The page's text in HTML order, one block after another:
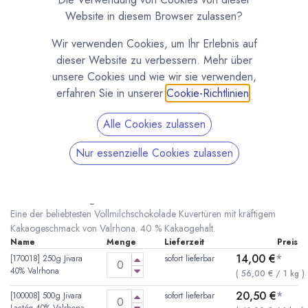
Jivara Lactée 40% Milchkuvertüre von Valrhona
Eine der beliebtesten Vollmilchschokolade Kuvertüren mit kräftigem
Kakaogeschmack von Valrhona. 40 % Kakaogehalt.
Name Menge Lieferzeit
Preis
[170018] 250g Jivara
40% Valrhona
sofort lieferbar 14,00 €*
(56,00 € /1 kg )
[100008] 500g Jivara
sofort lieferbar 20,50 €*
Website in diesem Browser zulassen?
Wir verwenden Cookies, um Ihr Erlebnis auf
dieser Website zu verbessern. Mehr über
unsere Cookies und wie wir sie verwenden,
erfahren Sie in unserer Cookie-Richtlinien
Alle Cookies zulassen
Nur essenzielle Cookies zulassen